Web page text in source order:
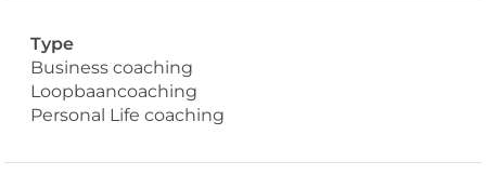
Type
Business coaching
Loopbaancoaching
Personal Life coaching